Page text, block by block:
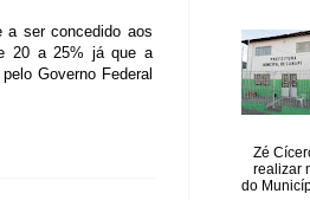
a ser concedido aos
20 a 25% já que a
Governo Federal
Zé
realizar
do